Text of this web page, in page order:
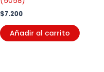
$7.200
Añadir al carrito